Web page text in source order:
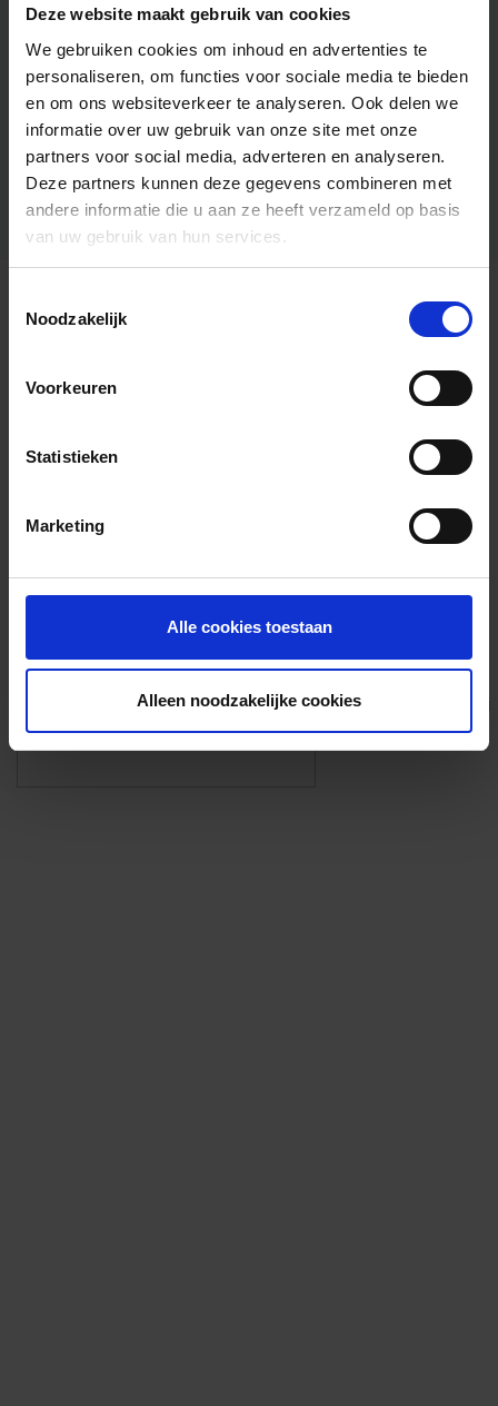
Deze website maakt gebruik van cookies
We gebruiken cookies om inhoud en advertenties te
personaliseren, om functies voor sociale media te bieden
en om ons websiteverkeer te analyseren. Ook delen we
informatie over uw gebruik van onze site met onze
partners voor social media, adverteren en analyseren.
Deze partners kunnen deze gegevens combineren met
andere informatie die u aan ze heeft verzameld op basis
van uw gebruik van hun services.
Noodzakelijk
Voorkeuren
Statistieken
Marketing
Alle cookies toestaan
Alleen noodzakelijke cookies
Algemene informatie
Foto’s ({{photos.length}})
Eigen foto’s